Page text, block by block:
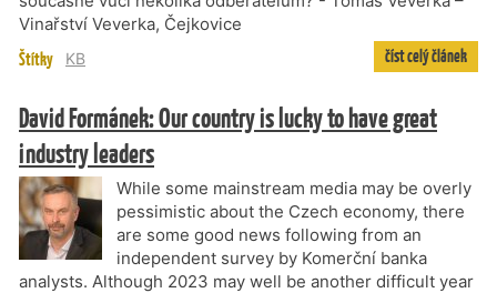
Vinařství Veverka, Čejkovice
Štítky KB číst celý článek
David Formánek: Our country is lucky to have great
industry leaders
While some mainstream media may be overly
pessimistic about the Czech economy, there
are some good news following from an
independent survey by Komerční banka
analysts. Although 2023 may well be another difficult year